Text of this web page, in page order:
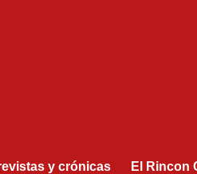
y crónicas El Rincon